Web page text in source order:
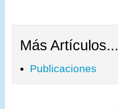
Más Artículos...
Publicaciones